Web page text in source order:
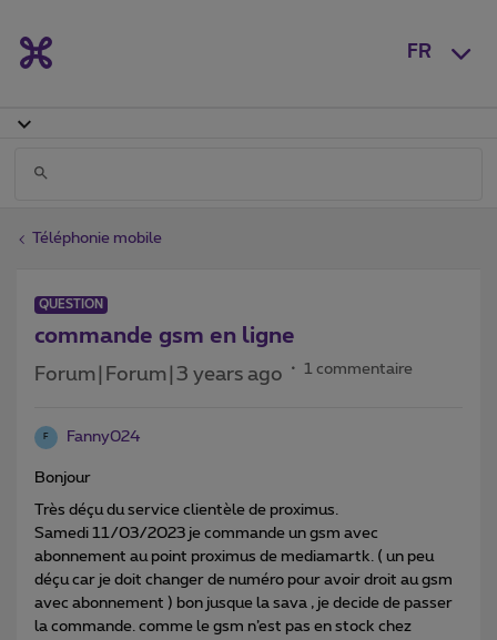
FR
Téléphonie mobile
QUESTION
commande gsm en ligne
Forum|Forum|3 years ago 1 commentaire
F Fanny024
Bonjour
Très déçu du service clientèle de proximus.
Samedi 11/03/2023 je commande un gsm avec
abonnement au point proximus de mediamartk. ( un peu
déçu car je doit changer de numéro pour avoir droit au gsm
avec abonnement ) bon jusque la sava , je decide de passer
la commande. comme le gsm n’est pas en stock chez